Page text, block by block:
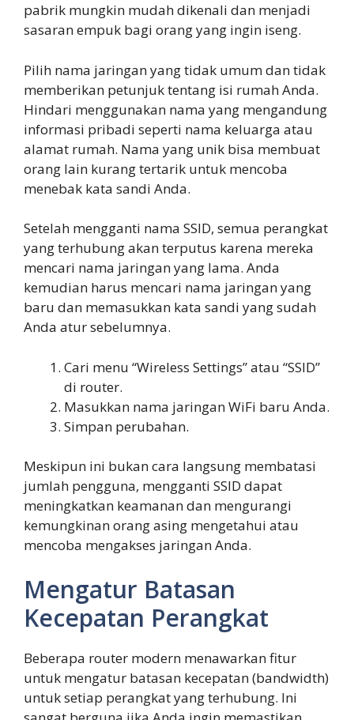
pabrik mungkin mudah dikenali dan menjadi
sasaran empuk bagi orang yang ingin iseng.
Pilih nama jaringan yang tidak umum dan tidak
memberikan petunjuk tentang isi rumah Anda.
Hindari menggunakan nama yang mengandung
informasi pribadi seperti nama keluarga atau
alamat rumah. Nama yang unik bisa membuat
orang lain kurang tertarik untuk mencoba
menebak kata sandi Anda.
Setelah mengganti nama SSID, semua perangkat
yang terhubung akan terputus karena mereka
mencari nama jaringan yang lama. Anda
kemudian harus mencari nama jaringan yang
baru dan memasukkan kata sandi yang sudah
Anda atur sebelumnya.
Cari menu “Wireless Settings” atau “SSID”
di router.
Masukkan nama jaringan WiFi baru Anda.
Simpan perubahan.
Meskipun ini bukan cara langsung membatasi
jumlah pengguna, mengganti SSID dapat
meningkatkan keamanan dan mengurangi
kemungkinan orang asing mengetahui atau
mencoba mengakses jaringan Anda.
Mengatur Batasan
Kecepatan Perangkat
Beberapa router modern menawarkan fitur
untuk mengatur batasan kecepatan (bandwidth)
untuk setiap perangkat yang terhubung. Ini